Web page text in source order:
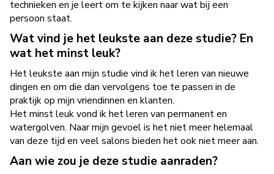
technieken en je leert om te kijken naar wat bij een
persoon staat.
Wat vind je het leukste aan deze studie? En
wat het minst leuk?
Het leukste aan mijn studie vind ik het leren van nieuwe
dingen en om die dan vervolgens toe te passen in de
praktijk op mijn vriendinnen en klanten.
Het minst leuk vond ik het leren van permanent en
watergolven. Naar mijn gevoel is het niet meer helemaal
van deze tijd en veel salons bieden het ook niet meer aan.
Aan wie zou je deze studie aanraden?